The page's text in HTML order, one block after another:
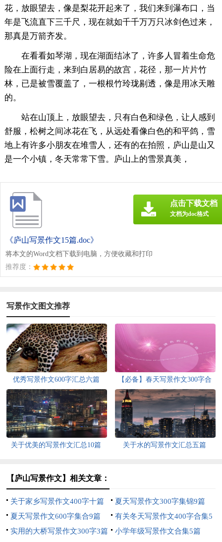
花，放眼望去，像是梨花开起来了，我们来到瀑布口，当
年是飞流直下三千尺，现在就如千千万万只冰剑色过来，
那真是万箭齐发。
在看看如琴湖，现在湖面结冰了，许多人冒着生命危
险在上面行走，来到白居易的故宫，花径，那一片片竹
林，已是被雪覆盖了，一根根竹玲珑剔透，像是用冰天雕
的。
站在山顶上，放眼望去，只有白色和绿色，让人感到
舒服，松树之间冰花在飞，从远处看像白色的和平鸽，雪
地上有许多小朋友在堆雪人，还有的在拍照，庐山是山又
是一个小镇，冬天常常下雪。庐山上的雪景真美，
《庐山写景作文15篇.doc》
将本文的Word文档下载到电脑，方便收藏和打印
推荐度：
点击下载文档
文档为doc格式
写景作文图文推荐
优秀写景作文600字汇总六篇
【必备】春天写景作文300字合
集六篇
关于优美的写景作文汇总10篇 关于水的写景作文汇总五篇
【庐山写景作文】相关文章：
关于家乡写景作文400字十篇
夏天写景作文300字集锦9篇
夏天写景作文600字集合9篇
有关冬天写景作文400字合集5
篇
实用的大桥写景作文300字3篇
小学年级写景作文合集5篇